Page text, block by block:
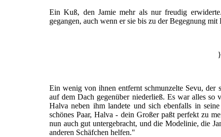
Ein Kuß, den Jamie mehr als nur freudig
gegangen, auch wenn er sie bis zu der Begegnung
Ein wenig von ihnen entfernt schmunzelte Sevu, der
auf dem Dach gegenüber niederließ. Es war alles
Halva neben ihm landete und sich ebenfalls in
schönes Paar, Halva - dein Großer paßt perfekt zu
nun auch gut untergebracht, und die Modelinie, die
anderen Schäfchen helfen."